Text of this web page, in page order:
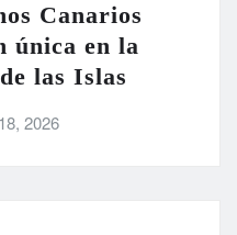
Canarios
única en la
las Islas
2026